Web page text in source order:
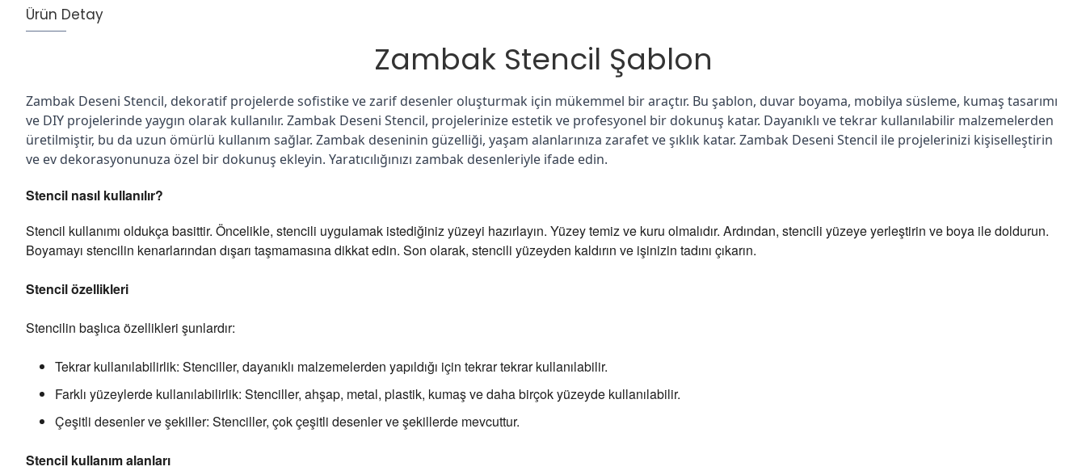
Ürün Detay
Zambak Stencil Şablon
Zambak Deseni Stencil, dekoratif projelerde sofistike ve zarif desenler oluşturmak için mükemmel bir araçtır. Bu şablon, duvar boyama, mobilya süsleme, kumaş tasarımı
ve DIY projelerinde yaygın olarak kullanılır. Zambak Deseni Stencil, projelerinize estetik ve profesyonel bir dokunuş katar. Dayanıklı ve tekrar kullanılabilir malzemelerden
üretilmiştir, bu da uzun ömürlü kullanım sağlar. Zambak deseninin güzelliği, yaşam alanlarınıza zarafet ve şıklık katar. Zambak Deseni Stencil ile projelerinizi kişiselleştirin
ve ev dekorasyonunuza özel bir dokunuş ekleyin. Yaratıcılığınızı zambak desenleriyle ifade edin.
Stencil nasıl kullanılır?
Stencil kullanımı oldukça basittir. Öncelikle, stencili uygulamak istediğiniz yüzeyi hazırlayın. Yüzey temiz ve kuru olmalıdır. Ardından, stencili yüzeye yerleştirin ve boya ile doldurun.
Boyamayı stencilin kenarlarından dışarı taşmamasına dikkat edin. Son olarak, stencili yüzeyden kaldırın ve işinizin tadını çıkarın.
Stencil özellikleri
Stencilin başlıca özellikleri şunlardır:
Tekrar kullanılabilirlik: Stenciller, dayanıklı malzemelerden yapıldığı için tekrar tekrar kullanılabilir.
Farklı yüzeylerde kullanılabilirlik: Stenciller, ahşap, metal, plastik, kumaş ve daha birçok yüzeyde kullanılabilir.
Çeşitli desenler ve şekiller: Stenciller, çok çeşitli desenler ve şekillerde mevcuttur.
Stencil kullanım alanları